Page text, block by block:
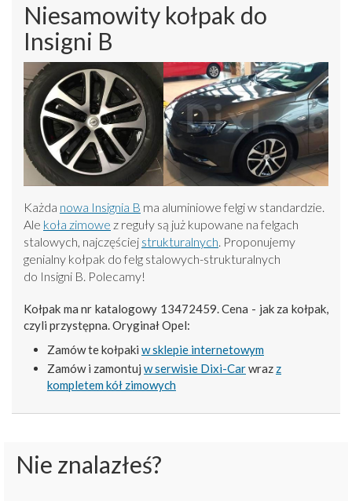
Niesamowity kołpak do
Insigni B
Każda nowa Insignia B ma aluminiowe felgi w standardzie.
Ale koła zimowe z reguły są już kupowane na felgach
stalowych, najczęściej strukturalnych . Proponujemy
genialny kołpak do felg stalowych-strukturalnych
do Insigni B. Polecamy!
Kołpak ma nr katalogowy 13472459. Cena - jak za kołpak,
czyli przystępna. Oryginał Opel:
Zamów te kołpaki w sklepie internetowym
Zamów i zamontuj w serwisie Dixi-Carwraz z
kompletem kół zimowych
Nie znalazłeś?